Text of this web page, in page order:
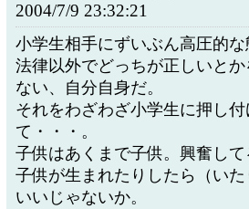
2004/7/9 23:32:21
小学生相手にずいぶん高圧的な
法律以外でどっちが正しいと
ない、自分自身だ。
それをわざわざ小学生に押し
て・・・。
子供はあくまで子供。興奮し
子供が生まれたりしたら（い
いいじゃないか。